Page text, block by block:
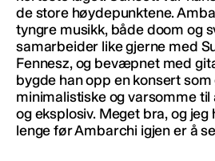
de store høydepunktene.
tyngre musikk, både doom og
samarbeider like gjerne med
Fennesz, og bevæpnet med
bygde han opp en konsert
minimalistiske og varsomme
og eksplosiv. Meget bra, og
lenge før Ambarchi igjen er å